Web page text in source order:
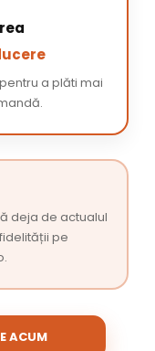
a plăti mai
deja de actualul
pe
ACUM